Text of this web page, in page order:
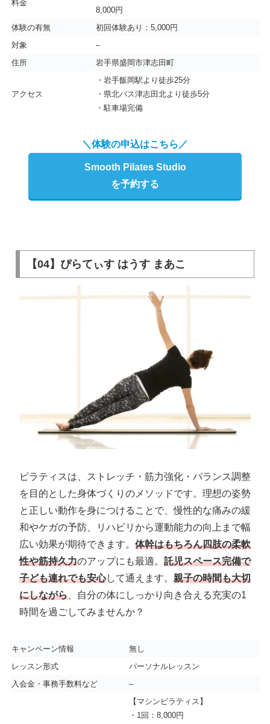
料金
8,000円
体験の有無
初回体験あり：5,000円
対象
–
住所
岩手県盛岡市津志田町
アクセス
・岩手飯岡駅より徒歩25分
・県北バス津志田北より徒歩5分
・駐車場完備
＼体験の申込はこちら／
Smooth Pilates Studio
を予約する
【04】ぴらてぃす はうす まあこ
ピラティスは、ストレッチ・筋力強化・バランス調整
を目的とした身体づくりのメソッドです。理想の姿勢
と正しい動作を身につけることで、慢性的な痛みの緩
和やケガの予防、リハビリから運動能力の向上まで幅
広い効果が期待できます。 体幹はもちろん四肢の柔軟
性や筋持久力のアップにも最適。 託児スペース完備で
子ども連れでも安心して通えます。 親子の時間も大切
にしながら 、自分の体にしっかり向き合える充実の1
時間を過ごしてみませんか？
キャンペーン情報
無し
レッスン形式
パーソナルレッスン
入会金・事務手数料など
–
【マシンピラティス】
・1回：8,000円